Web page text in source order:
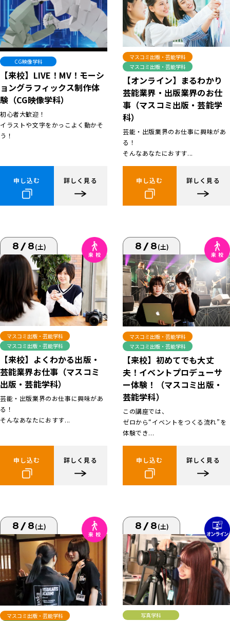
CG映像学科
【来校】LIVE！MV！モーシ
ョングラフィックス制作体
験（CG映像学科）
初心者大歓迎！
イラストや文字をかっこよく動かそ
う！
申し込む 詳しく見る
マスコミ出版・芸能学科
マスコミ出版・芸能学科
【オンライン】まるわかり
芸能業界・出版業界のお仕
事（マスコミ出版・芸能学
科）
芸能・出版業界のお仕事に興味があ
る！
そんなあなたにおすす...
申し込む 詳しく見る
8/8(土)
マスコミ出版・芸能学科
マスコミ出版・芸能学科
【来校】よくわかる出版・
芸能業界お仕事（マスコミ
出版・芸能学科）
芸能・出版業界のお仕事に興味があ
る！
そんなあなたにおすす...
申し込む 詳しく見る
8/8(土)
マスコミ出版・芸能学科
マスコミ出版・芸能学科
【来校】初めてでも大丈
夫！イベントプロデューサ
ー体験！（マスコミ出版・
芸能学科）
この講座では、
ゼロから“イベントをつくる流れ”を
体験でき...
申し込む 詳しく見る
8/8(土)
マスコミ出版・芸能学科
8/8(土)
写真学科